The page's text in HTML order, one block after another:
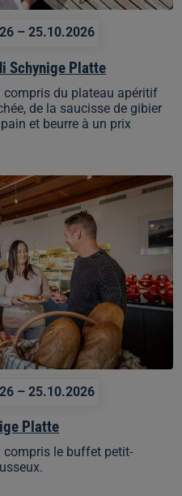
– 25.10.2026
Schynige Platte
compris du plateau apéritif
de la saucisse de gibier
et beurre à un prix
– 25.10.2026
Platte
compris le buffet petit-